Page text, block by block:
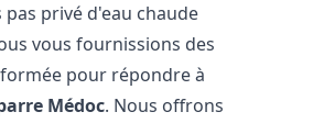
privé d'eau chaude
vous fournissions des
pour répondre à
Médoc. Nous offrons